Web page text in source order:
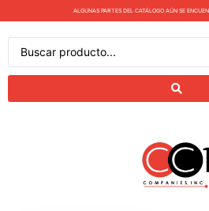
ALGUNAS PARTES DEL CATÁLOGO AÚN SE